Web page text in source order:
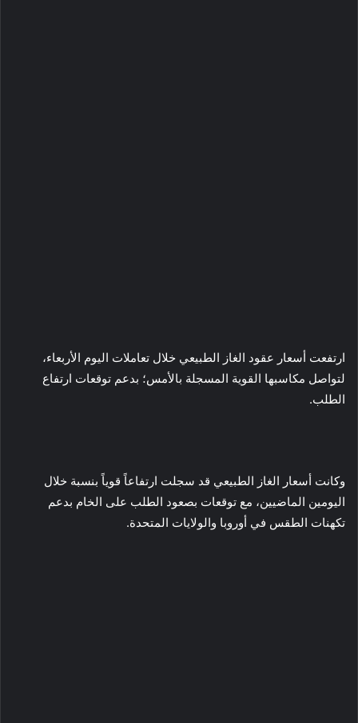
ارتفعت أسعار عقود الغاز الطبيعي خلال تعاملات اليوم الأربعاء،
لتواصل مكاسبها القوية المسجلة بالأمس؛ بدعم توقعات ارتفاع
الطلب.
وكانت أسعار الغاز الطبيعي قد سجلت ارتفاعاً قوياً بنسبة خلال
اليومين الماضيين، مع توقعات بصعود الطلب على الخام بدعم
تكهنات الطقس في أوروبا والولايات المتحدة.